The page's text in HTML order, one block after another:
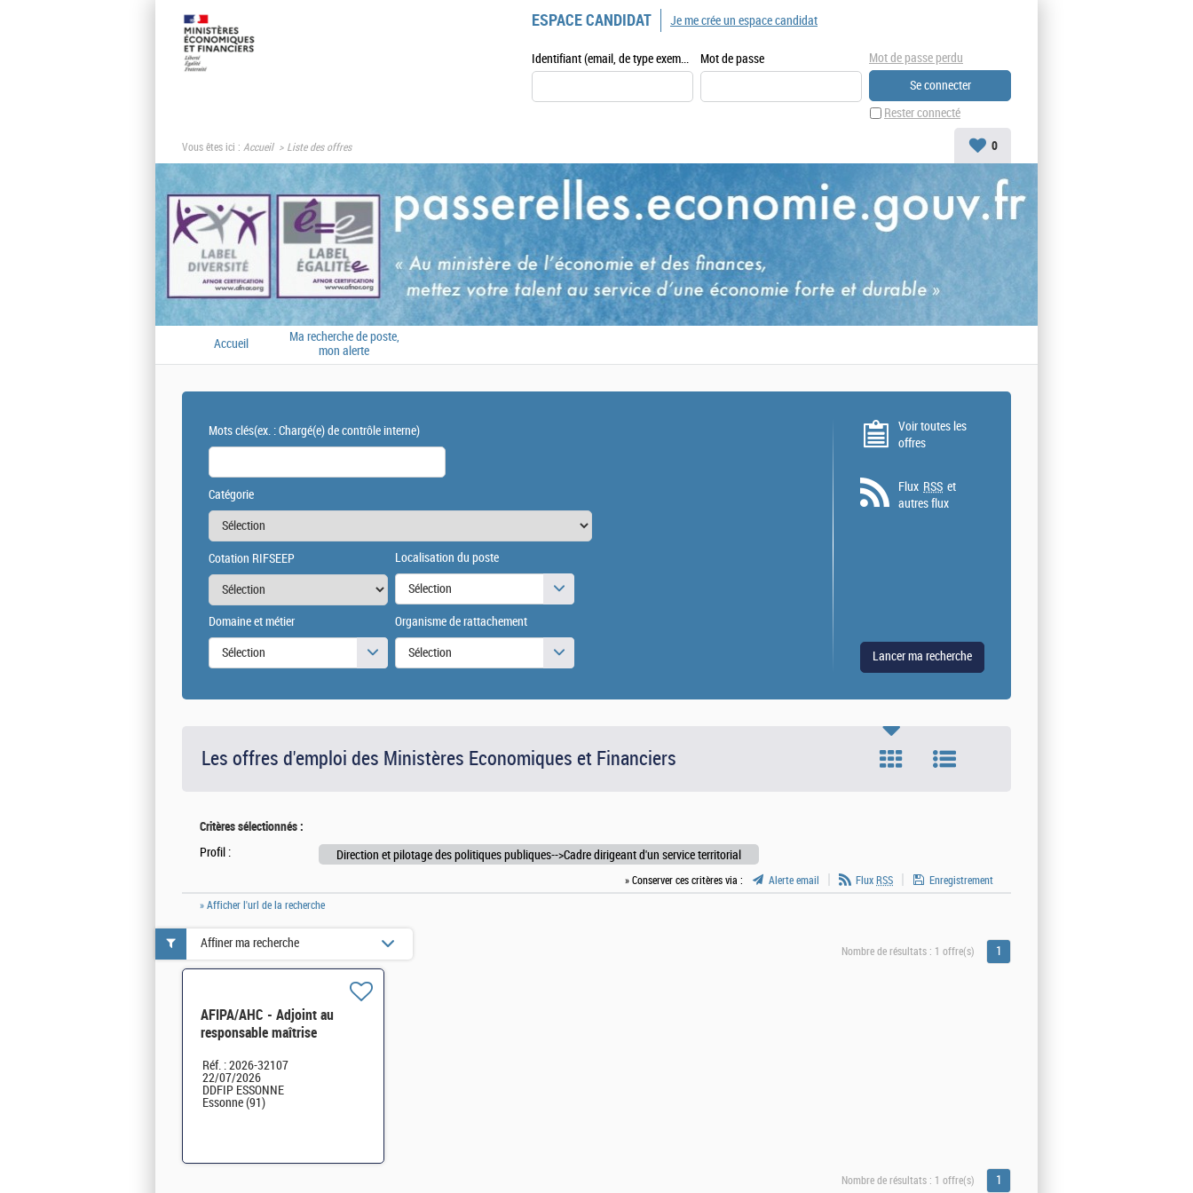
ESPACE CANDIDAT
Identifiant (email, de type exemple@exemple.fr) Mot de passe
Rester connecté
Mot de passe perdu
Je me crée un espace candidat
Vous êtes ici : Accueil Liste des offres 0
Accueil
Ma recherche de poste,
mon alerte
Mots clés(ex. : Chargé(e) de contrôle interne)
Catégorie
Cotation RIFSEEP Localisation du poste
Sélection
Domaine et métier
Sélection
Organisme de rattachement
Sélection
Voir toutes les
offres
Flux RSS et
autres flux
Les offres d'emploi des Ministères Economiques et Financiers
Critères sélectionnés :
Profil : Direction et pilotage des politiques publiques-->Cadre dirigeant d'un service territorial
» Conserver ces critères via : Alerte email Flux RSS
Enregistrement
» Afficher l'url de la recherche
Nombre de résultats : 1 offre(s) 1
AFIPA/AHC - Adjoint au
responsable maîtrise
Réf. : 2026-32107
22/07/2026
DDFIP ESSONNE
Essonne (91)
Affiner ma recherche
Nombre de résultats : 1 offre(s) 1